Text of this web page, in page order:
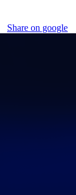
Share on google